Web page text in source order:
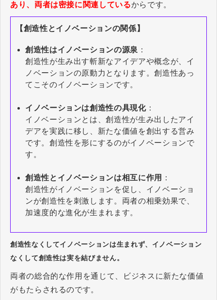
あり、両者は密接に関連しているからです。
【創造性とイノベーションの関係】
創造性はイノベーションの源泉 ：
創造性が生み出す斬新なアイデアや概念が、イ
ノベーションの原動力となります。創造性あっ
てこそのイノベーションです。
イノベーションは創造性の具現化：
イノベーションとは、創造性が生み出したアイ
デアを実践に移し、新たな価値を創出する営み
です。創造性を形にするのがイノベーションで
す。
創造性とイノベーションは相互に作用
：
創造性がイノベーションを促し、イノベーショ
ンが創造性を刺激します。両者の相乗効果で、
加速度的な進化が生まれます。
創造性なくしてイノベーションは生まれず、イノベーション
なくして創造性は実を結びません。
両者の総合的な作用を通じて、ビジネスに新たな価値
がもたらされるのです。